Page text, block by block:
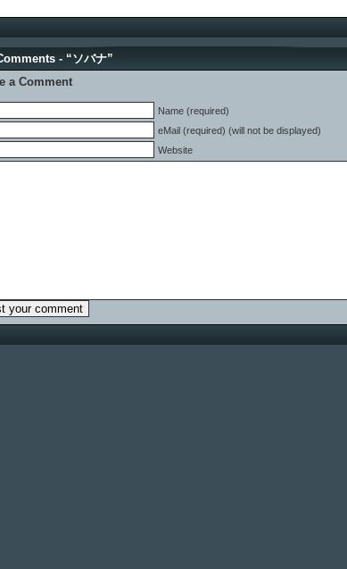
- “ソバナ”
a Comment
Name (required)
eMail (required) (will not be displayed)
Website